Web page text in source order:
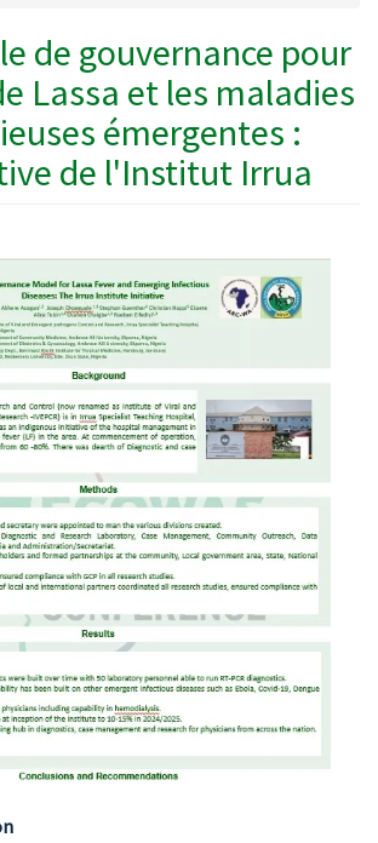
de gouvernance pour
Lassa et les maladies
émergentes :
de l'Institut Irrua